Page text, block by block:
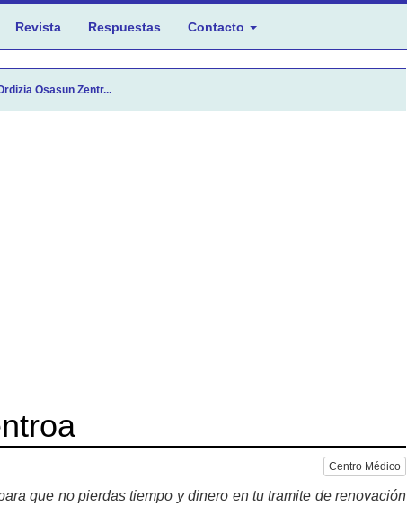
Revista Respuestas Contacto
Osasun Zentr...
Centro Médico
que no pierdas tiempo y dinero en tu tramite de renovación